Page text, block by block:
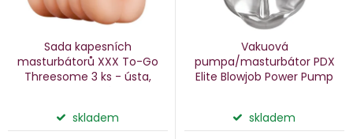
Sada kapesních
masturbátorů XXX To-Go
Threesome 3 ks - ústa,
skladem
Vakuová
pumpa/masturbátor PDX
Elite Blowjob Power Pump
skladem